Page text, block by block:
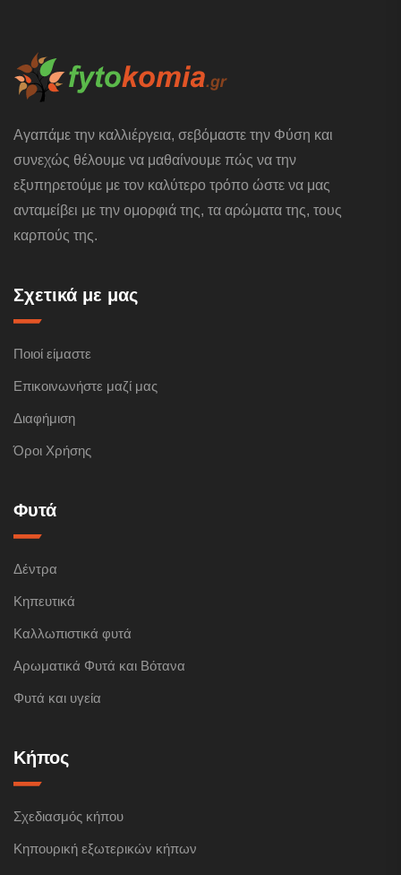
Αγαπάμε την καλλιέργεια, σεβόμαστε την Φύση και
συνεχώς θέλουμε να μαθαίνουμε πώς να την
εξυπηρετούμε με τον καλύτερο τρόπο ώστε να μας
ανταμείβει με την ομορφιά της, τα αρώματα της, τους
καρπούς της.
Σχετικά με μας
Ποιοί είμαστε
Επικοινωνήστε μαζί μας
Διαφήμιση
Όροι Χρήσης
Φυτά
Δέντρα
Κηπευτικά
Καλλωπιστικά φυτά
Αρωματικά Φυτά και Βότανα
Φυτά και υγεία
Κήπος
Σχεδιασμός κήπου
Κηπουρική εξωτερικών κήπων